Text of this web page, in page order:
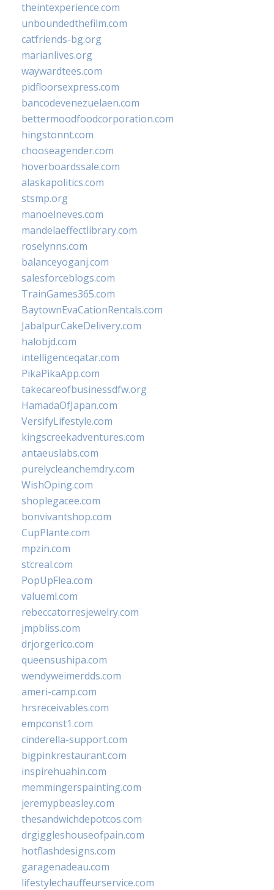
theintexperience.com
unboundedthefilm.com
catfriends-bg.org
marianlives.org
waywardtees.com
pidfloorsexpress.com
bancodevenezuelaen.com
bettermoodfoodcorporation.com
hingstonnt.com
chooseagender.com
hoverboardssale.com
alaskapolitics.com
stsmp.org
manoelneves.com
mandelaeffectlibrary.com
roselynns.com
balanceyoganj.com
salesforceblogs.com
TrainGames365.com
BaytownEvaCationRentals.com
JabalpurCakeDelivery.com
halobjd.com
intelligenceqatar.com
PikaPikaApp.com
takecareofbusinessdfw.org
HamadaOfJapan.com
VersifyLifestyle.com
kingscreekadventures.com
antaeuslabs.com
purelycleanchemdry.com
WishOping.com
shoplegacee.com
bonvivantshop.com
CupPlante.com
mpzin.com
stcreal.com
PopUpFlea.com
valueml.com
rebeccatorresjewelry.com
jmpbliss.com
drjorgerico.com
queensushipa.com
wendyweimerdds.com
ameri-camp.com
hrsreceivables.com
empconst1.com
cinderella-support.com
bigpinkrestaurant.com
inspirehuahin.com
memmingerspainting.com
jeremypbeasley.com
thesandwichdepotcos.com
drgiggleshouseofpain.com
hotflashdesigns.com
garagenadeau.com
lifestylechauffeurservice.com